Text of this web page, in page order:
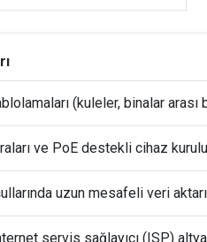
(kuleler, binalar arası
ve PoE destekli cihaz
uzun mesafeli veri
servis sağlayıcı (ISP)